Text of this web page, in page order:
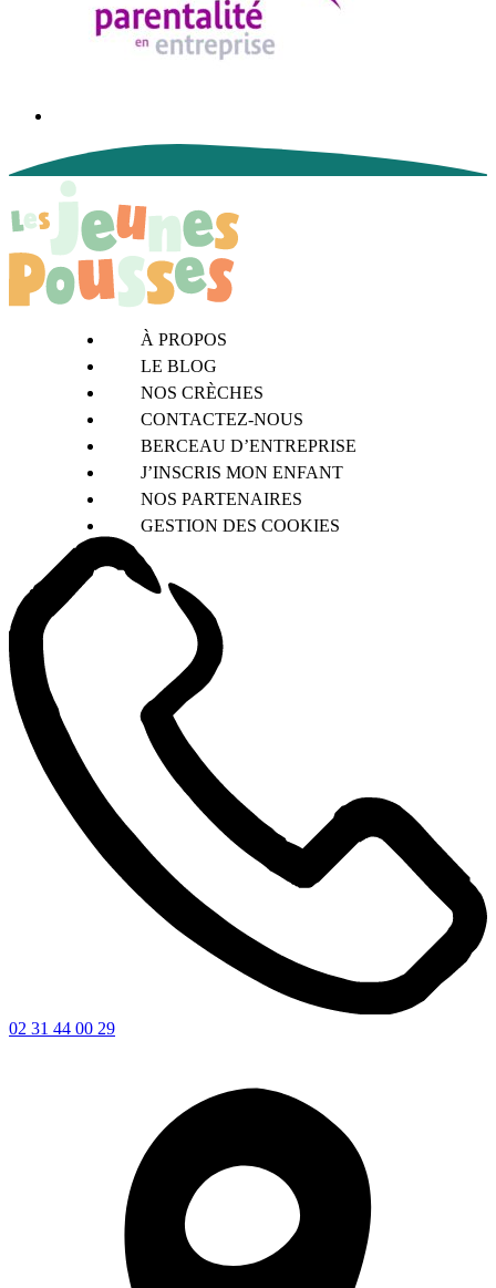
À PROPOS
LE BLOG
NOS CRÈCHES
CONTACTEZ-NOUS
BERCEAU D’ENTREPRISE
J’INSCRIS MON ENFANT
NOS PARTENAIRES
GESTION DES COOKIES
02 31 44 00 29